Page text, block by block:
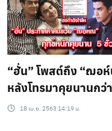
“ฮั่น” โพสต์ถึง “ฌอ
หลังโทรมาคุยนานกว่
ชั่วโมง
18 เม.ย. 2563 14:19 น.